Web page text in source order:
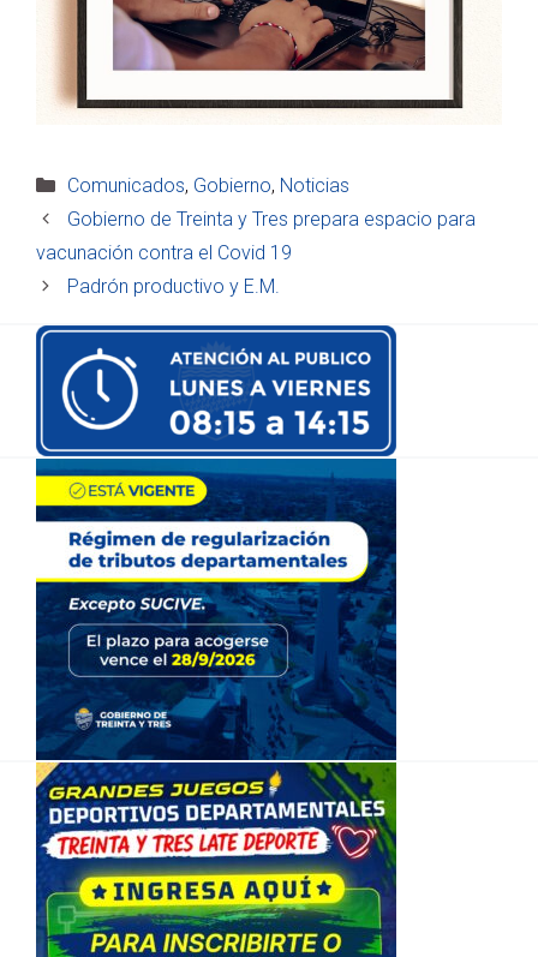
Categorías
Comunicados, Gobierno, Noticias
Gobierno de Treinta y Tres prepara espacio para
vacunación contra el Covid 19
Padrón productivo y E.M.